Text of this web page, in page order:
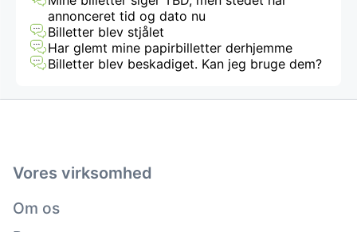
annonceret tid og dato nu
Billetter blev stjålet
Har glemt mine papirbilletter derhjemme
Billetter blev beskadiget. Kan jeg bruge dem?
Vores virksomhed
Om os